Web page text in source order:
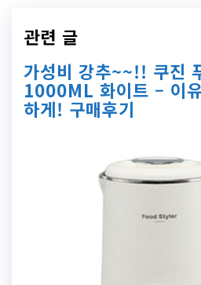
관련 글
가성비 강추~~!! 쿠진
1000ML 화이트 – 이
하게! 구매후기